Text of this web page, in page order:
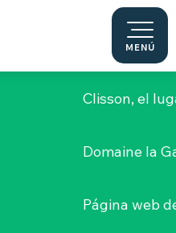
MENÚ
Castillo de
Clisson, el
Domaine la
Página web
mesas Vignoble Nantais
Table avec Plaisir
AVEC